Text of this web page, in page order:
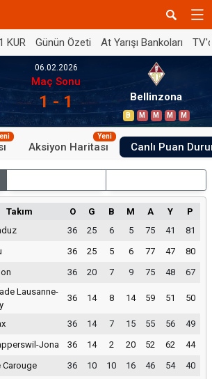
KUR Günün Özeti At Yarışı Bankoları
06.02.2026
Maç Sonu
1 - 1 Bellinzona
B M M M M
Aksiyon Haritası
Yeni
Canlı Puan
Takım O G B M A Y
P
36 25 6 5 75 41
81
36 25 5 6 77 47
80
36 20 7 9 75 48 67
Lausanne-
36 14 8 14 59 51 50
36 14 7 15 55 56
49
Jona 36 14 2 20 52 62
44
Carouge 36 10 10 16 46 54
40